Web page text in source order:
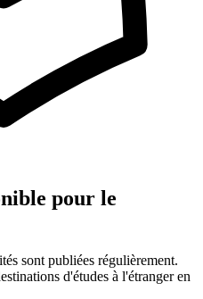
pour le
sont publiées régulièrement.
d'études à l'étranger en